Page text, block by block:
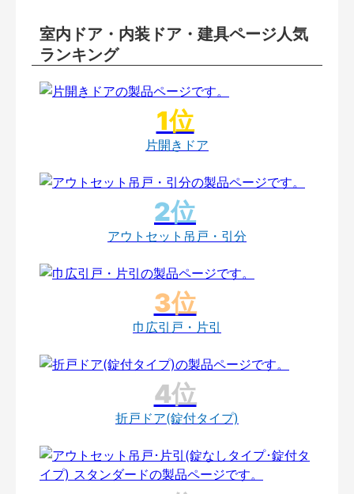
室内ドア・内装ドア・建具ページ人気
ランキング
片開きドア
アウトセット吊戸・引分
巾広引戸・片引
折戸ドア(錠付タイプ)